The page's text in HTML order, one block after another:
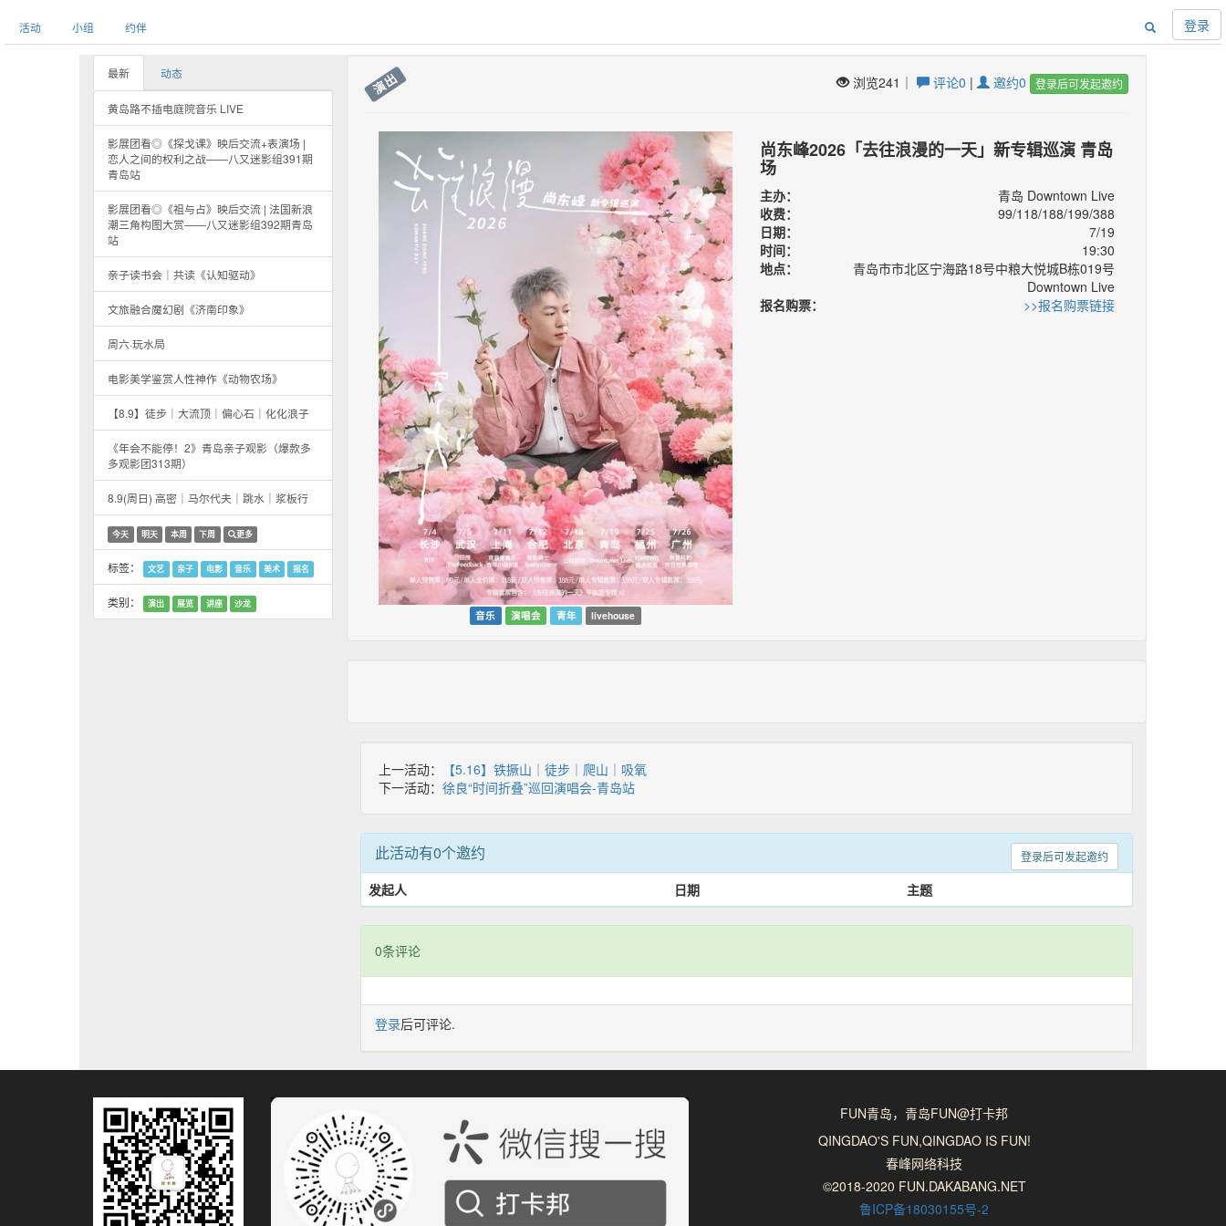
活动 小组 约伴 登录
最新 动态
黄岛路不插电庭院音乐 LIVE
影展团看◎《探戈课》映后交流+表演场 |
恋人之间的权利之战——八又迷影组391期
青岛站
影展团看◎《祖与占》映后交流 | 法国新浪
潮三角构图大赏——八又迷影组392期青岛
站
亲子读书会｜共读《认知驱动》
文旅融合魔幻剧《济南印象》
周六·玩水局
电影美学鉴赏人性神作《动物农场》
【8.9】徒步｜大流顶｜偏心石｜化化浪子
《年会不能停！2》青岛亲子观影（爆款多
多观影团313期）
8.9(周日) 高密｜马尔代夫｜跳水｜浆板行
今天 明天 本周 下周 更多
标签： 文艺 亲子 电影 音乐 美术 报名
类别： 演出 展览 讲座 沙龙
演出 浏览241｜ 评论0 | 邀约0 登录后可发起邀约
音乐 演唱会 青年 livehouse
尚东峰2026「去往浪漫的一天」新专辑巡演 青岛
场
主办：
青岛 Downtown Live
收费：
99/118/188/199/388
日期：
7/19
时间：
19:30
地点：
青岛市市北区宁海路18号中粮大悦城B栋019号
Downtown Live
报名购票：
>>报名购票链接
上一活动：
【5.16】铁撅山｜徒步｜爬山｜吸氧
下一活动： 徐良“时间折叠”巡回演唱会-青岛站
登录后可发起邀约
此活动有0个邀约
发起人 日期 主题
0条评论
登录后可评论.
FUN青岛，青岛FUN@打卡邦
QINGDAO'S FUN,QINGDAO IS FUN!
春峰网络科技
©2018-2020 FUN.DAKABANG.NET
鲁ICP备18030155号-2